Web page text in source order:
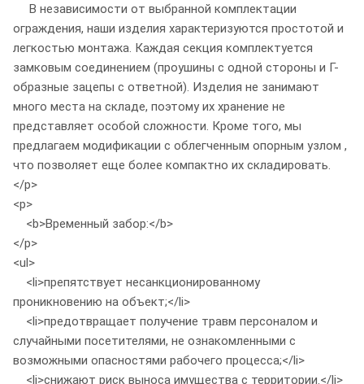
В независимости от выбранной комплектации
ограждения, наши изделия характеризуются простотой и
легкостью монтажа. Каждая секция комплектуется
замковым соединением (проушины с одной стороны и Г-
образные зацепы с ответной). Изделия не занимают
много места на складе, поэтому их хранение не
представляет особой сложности. Кроме того, мы
предлагаем модификации с облегченным опорным узлом ,
что позволяет еще более компактно их складировать.
</p>
<p>
<b>Временный забор:</b>
</p>
<ul>
<li>препятствует несанкционированному
проникновению на объект;</li>
<li>предотвращает получение травм персоналом и
случайными посетителями, не ознакомленными с
возможными опасностями рабочего процесса;</li>
<li>снижают риск выноса имущества с территории.</li>